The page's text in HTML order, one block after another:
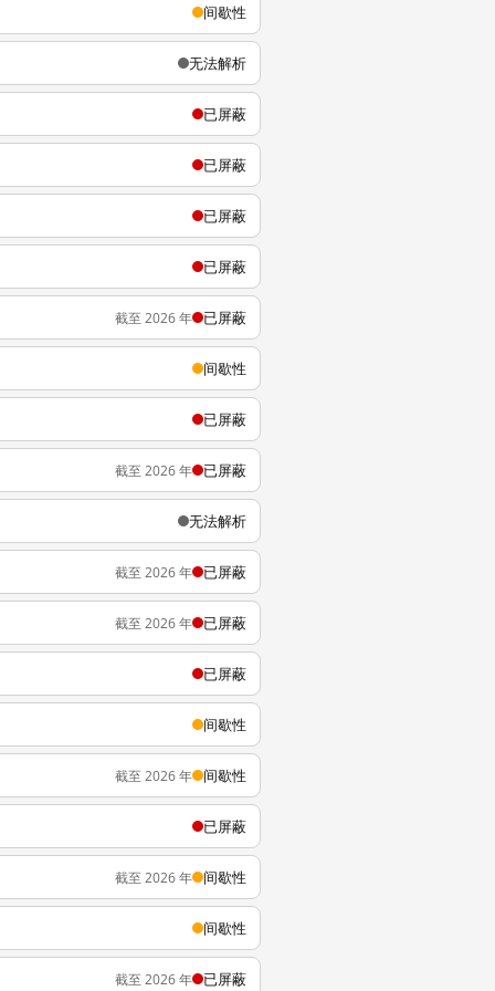
间歇性
无法解析
已屏蔽
已屏蔽
已屏蔽
已屏蔽
截至 2026 年 已屏蔽
间歇性
已屏蔽
截至 2026 年 已屏蔽
无法解析
截至 2026 年 已屏蔽
截至 2026 年 已屏蔽
已屏蔽
间歇性
截至 2026 年 间歇性
已屏蔽
截至 2026 年 间歇性
间歇性
截至 2026 年 已屏蔽